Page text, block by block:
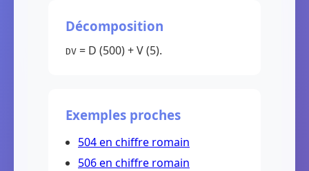
Décomposition
DV = D (500) + V (5).
Exemples proches
504 en chiffre romain
506 en chiffre romain